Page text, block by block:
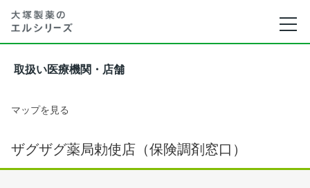
取扱い医療機関・店舗
マップを見る
ザグザグ薬局勅使店（保険調剤窓口）